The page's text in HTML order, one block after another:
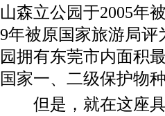
山森立公园于2005年
9年被原国家旅游局
园拥有东莞市内面积
国家一、二级保护物
但是，就在这座具